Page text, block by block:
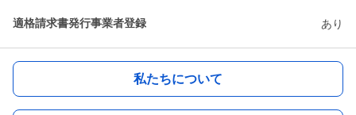
適格請求書発行事業者登録 あり
私たちについて